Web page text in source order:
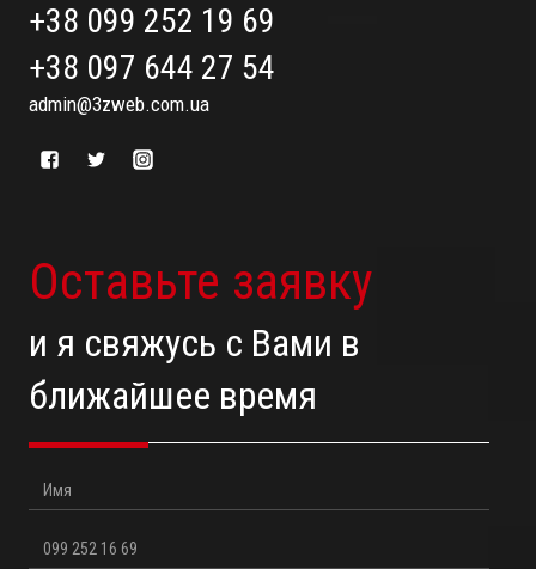
+38 099 252 19 69
+38 097 644 27 54
admin@3zweb.com.ua
Оставьте заявку
и я свяжусь с Вами в
ближайшее время
Имя
Телефон